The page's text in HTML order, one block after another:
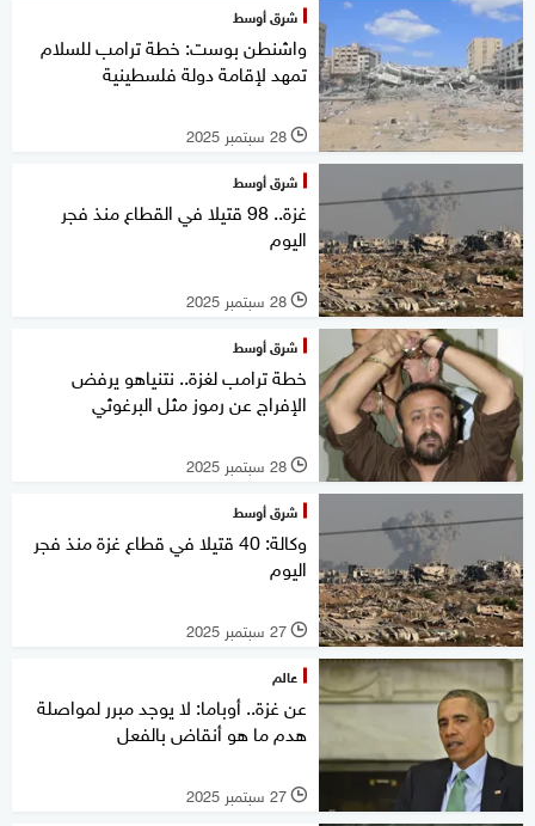
شرق أوسط
واشنطن بوست: خطة ترامب للسلام
تمهد لإقامة دولة فلسطينية
l 28 سبتمبر 2025
شرق أوسط
غزة.. 98 قتيلا في القطاع منذ فجر
اليوم
l 28 سبتمبر 2025
شرق أوسط
خطة ترامب لغزة.. نتنياهو يرفض
الإفراج عن رموز مثل البرغوثي
l 28 سبتمبر 2025
شرق أوسط
وكالة: 40 قتيلا في قطاع غزة منذ فجر
اليوم
l 27 سبتمبر 2025
عالم
عن غزة.. أوباما: لا يوجد مبرر لمواصلة
هدم ما هو أنقاض بالفعل
l 27 سبتمبر 2025